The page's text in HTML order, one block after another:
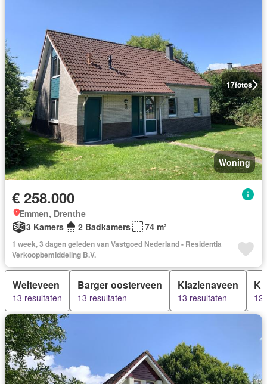
17fotos
Woning
€ 258.000
Emmen, Drenthe
3 Kamers
2 Badkamers 74 m²
1 week, 3 dagen geleden van Vastgoed Nederland - Residentia
Verkoopbemiddeling B.V.
Weiteveen
13 resultaten
Barger oosterveen
13 resultaten
Klazienaveen
13 resultaten 12